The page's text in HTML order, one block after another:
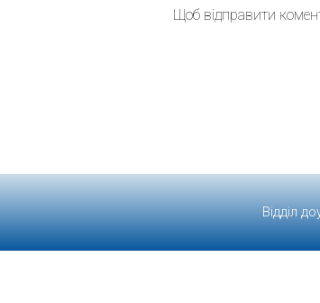
Щоб відправити
Відділ